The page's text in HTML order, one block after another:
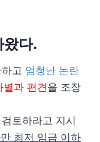
왔다.
고 엄청난 논란
별과 편견을 조장
토하라고 지시
최저 임금 이하